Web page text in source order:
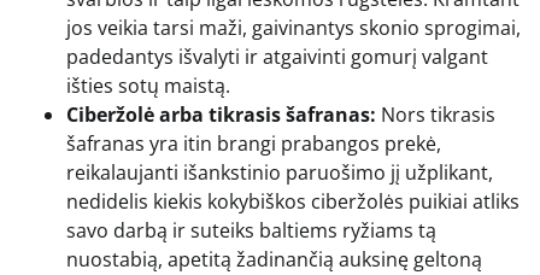
jos veikia tarsi maži, gaivinantys skonio sprogimai,
padedantys išvalyti ir atgaivinti gomurį valgant
išties sotų maistą.
Ciberžolė arba tikrasis šafranas: Nors tikrasis
šafranas yra itin brangi prabangos prekė,
reikalaujanti išankstinio paruošimo jį užplikant,
nedidelis kiekis kokybiškos ciberžolės puikiai atliks
savo darbą ir suteiks baltiems ryžiams tą
nuostabią, apetitą žadinančią auksinę geltoną